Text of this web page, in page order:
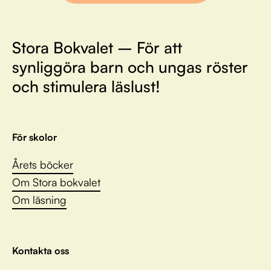
Stora Bokvalet – För att
synliggöra barn och ungas röster
och stimulera läslust!
För skolor
Årets böcker
Om Stora bokvalet
Om läsning
Kontakta oss